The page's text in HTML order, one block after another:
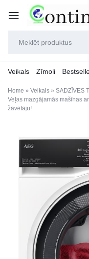
Veikals Zīmoli
Home » Veikals » SADZĪVES
Veļas mazgājamās mašīnas
žāvētāju!